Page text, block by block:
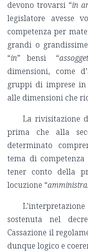
devono trovarsi “in
legislatore avesse
competenza per
grandi o
“in” bensì “
dimensioni, come
gruppi di imprese
alle dimensioni che
La rivisitazione
prima che alla
determinato
tema di
tener conto della
locuzione “
sostenuta nel
Cassazione il
dunque logico e